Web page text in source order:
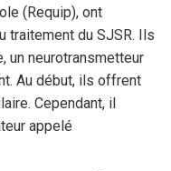
(Requip), ont
traitement du SJSR. Ils
un neurotransmetteur
Au début, ils offrent
Cependant, il
appelé